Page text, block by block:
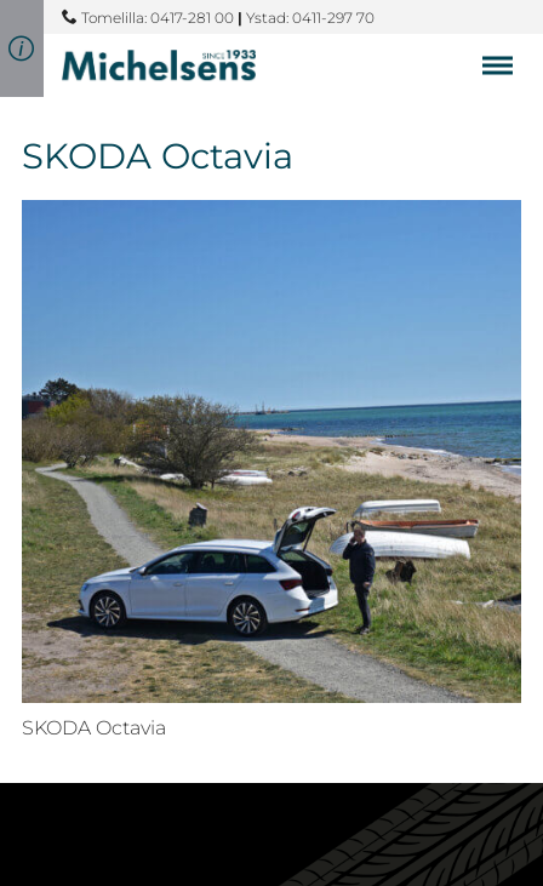
Tomelilla: 0417-281 00 | Ystad: 0411-297 70
SKODA Octavia
SKODA Octavia